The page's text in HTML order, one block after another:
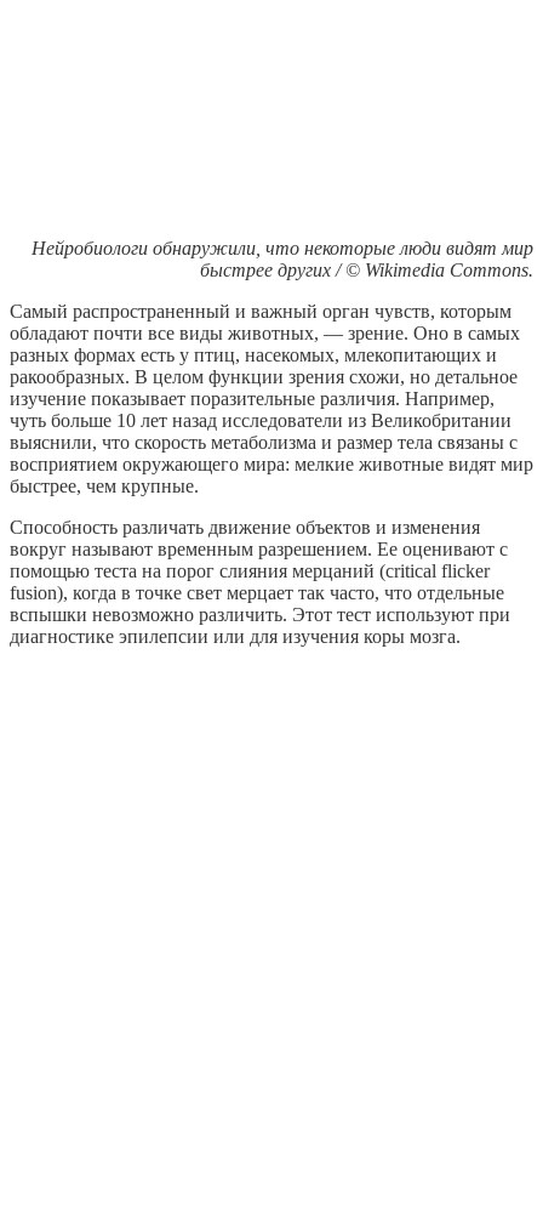
Нейробиологи обнаружили, что некоторые люди видят мир
быстрее других / © Wikimedia Commons.
Самый распространенный и важный орган чувств, которым
обладают почти все виды животных, — зрение. Оно в самых
разных формах есть у птиц, насекомых, млекопитающих и
ракообразных. В целом функции зрения схожи, но детальное
изучение показывает поразительные различия. Например,
чуть больше 10 лет назад исследователи из Великобритании
выяснили, что скорость метаболизма и размер тела связаны с
восприятием окружающего мира: мелкие животные видят мир
быстрее, чем крупные.
Способность различать движение объектов и изменения
вокруг называют временным разрешением. Ее оценивают с
помощью теста на порог слияния мерцаний (critical flicker
fusion), когда в точке свет мерцает так часто, что отдельные
вспышки невозможно различить. Этот тест используют при
диагностике эпилепсии или для изучения коры мозга.